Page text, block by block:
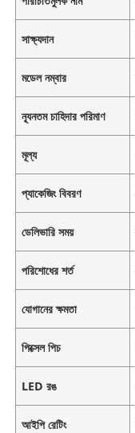
সাক্ষ্যদান
মডেল নম্বার
ন্যূনতম চাহিদার পরিমাণ
মূল্য
প্যাকেজিং বিবরণ
ডেলিভারি সময়
পরিশোধের শর্ত
যোগানের ক্ষমতা
পিক্সেল পিচ
LED রঙ
আইপি রেটিং